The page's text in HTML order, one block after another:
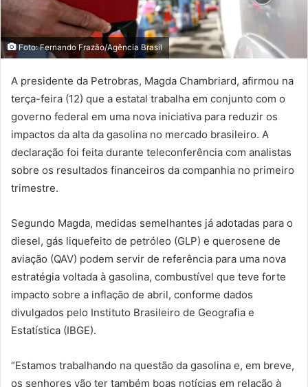
Foto: Fernando Frazão/Agência Brasil
A presidente da Petrobras, Magda Chambriard, afirmou na
terça-feira (12) que a estatal trabalha em conjunto com o
governo federal em uma nova iniciativa para reduzir os
impactos da alta da gasolina no mercado brasileiro. A
declaração foi feita durante teleconferência com analistas
sobre os resultados financeiros da companhia no primeiro
trimestre.
Segundo Magda, medidas semelhantes já adotadas para o
diesel, gás liquefeito de petróleo (GLP) e querosene de
aviação (QAV) podem servir de referência para uma nova
estratégia voltada à gasolina, combustível que teve forte
impacto sobre a inflação de abril, conforme dados
divulgados pelo Instituto Brasileiro de Geografia e
Estatística (IBGE).
“Estamos trabalhando na questão da gasolina e, em breve,
os senhores vão ter também boas notícias em relação à